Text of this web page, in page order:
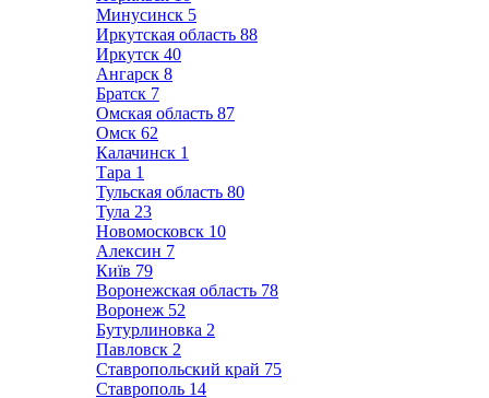
Минусинск 5
Иркутская область 88
Иркутск 40
Ангарск 8
Братск 7
Омская область 87
Омск 62
Калачинск 1
Тара 1
Тульская область 80
Тула 23
Новомосковск 10
Алексин 7
Київ 79
Воронежская область 78
Воронеж 52
Бутурлиновка 2
Павловск 2
Ставропольский край 75
Ставрополь 14